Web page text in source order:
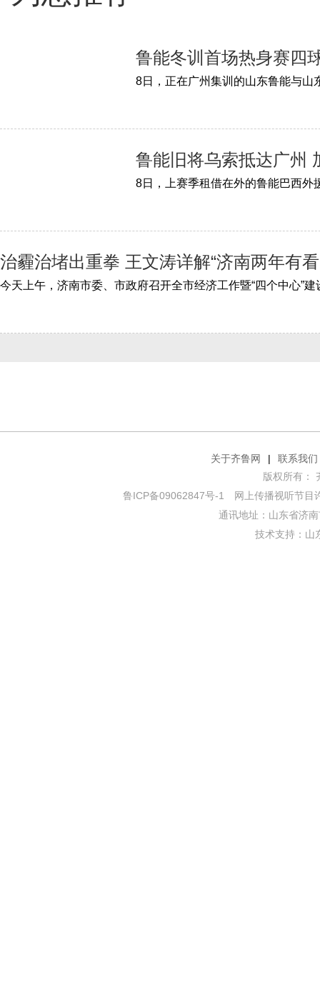
鲁能冬训首场热身赛四
鲁能旧将乌索抵达广州
8日，上赛季租借在外的鲁能巴西外
治霾治堵出重拳 王文涛详解“济南两年有看
关于齐鲁网 |
联系我们
版权所有：
鲁ICP备09062847号-1
网上传播视听节目
通讯地址：山东省济
技术支持： 山